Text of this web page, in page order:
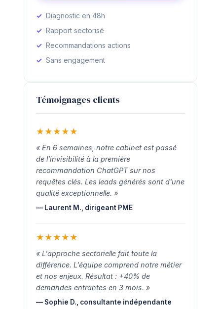
Diagnostic en 48h
Rapport sectorisé
Recommandations actions
Sans engagement
Témoignages clients
★ ★ ★ ★ ★
« En 6 semaines, notre cabinet est passé
de l'invisibilité à la première
recommandation ChatGPT sur nos
requêtes clés. Les leads générés sont d'une
qualité exceptionnelle. »
— Laurent M., dirigeant PME
★ ★ ★ ★ ★
« L'approche sectorielle fait toute la
différence. L'équipe comprend notre métier
et nos enjeux. Résultat : +40% de
demandes entrantes en 3 mois. »
— Sophie D., consultante indépendante